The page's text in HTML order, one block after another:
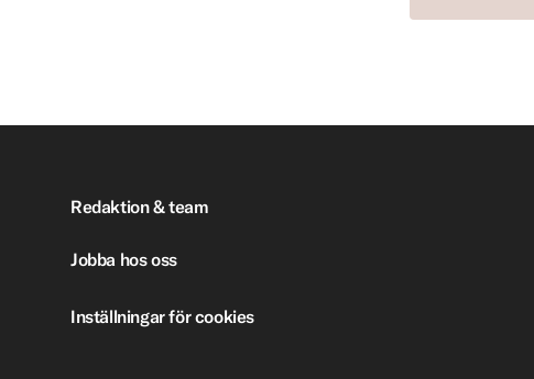
Redaktion & team
Jobba hos oss
Inställningar för cookies